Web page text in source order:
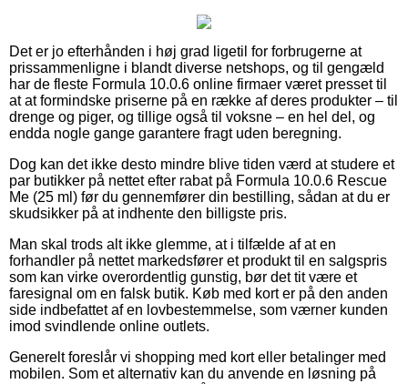
Det er jo efterhånden i høj grad ligetil for forbrugerne at
prissammenligne i blandt diverse netshops, og til gengæld
har de fleste Formula 10.0.6 online firmaer været presset til
at at formindske priserne på en række af deres produkter – til
drenge og piger, og tillige også til voksne – en hel del, og
endda nogle gange garantere fragt uden beregning.
Dog kan det ikke desto mindre blive tiden værd at studere et
par butikker på nettet efter rabat på Formula 10.0.6 Rescue
Me (25 ml) før du gennemfører din bestilling, sådan at du er
skudsikker på at indhente den billigste pris.
Man skal trods alt ikke glemme, at i tilfælde af at en
forhandler på nettet markedsfører et produkt til en salgspris
som kan virke overordentlig gunstig, bør det tit være et
faresignal om en falsk butik. Køb med kort er på den anden
side indbefattet af en lovbestemmelse, som værner kunden
imod svindlende online outlets.
Generelt foreslår vi shopping med kort eller betalinger med
mobilen. Som et alternativ kan du anvende en løsning på